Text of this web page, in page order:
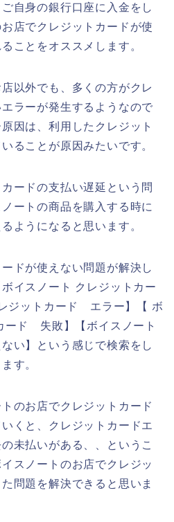
自身の銀行口座に入金をし
店でクレジットカードが使
ことをオススメします。
以外でも、多くの方がクレ
ラーが発生するようなので
因は、利用したクレジット
ることが原因みたいです。
ードの支払い遅延という問
ートの商品を購入する時に
ようになると思います。
ドが使えない問題が解決し
イスノート クレジットカー
ジットカード エラー】【 ボ
ード 失敗】【ボイスノート
い】という感じで検索をし
す。
のお店でクレジットカード
くと、クレジットカードエ
未払いがある、、というこ
スノートのお店でクレジッ
問題を解決できると思いま